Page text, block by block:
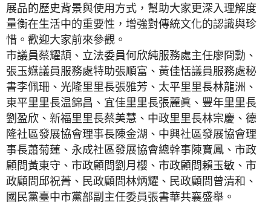
展品的歷史背景與使用方式，幫助大家更深入理解度
量衡在生活中的重要性，增強對傳統文化的認識與珍
惜。歡迎大家前來參觀。
市議員蔡耀頡、立法委員何欣純服務處主任廖冏勳、
張玉嬿議員服務處特助張順富、黃佳恬議員服務處秘
書李佩珊、光隆里里長張雅芳、太平里里長林龍洲、
東平里里長温錦昌、宜佳里里長張麗眞、豐年里里長
劉盈欣、新福里里長蔡美慧、中政里里長林宗慶、德
隆社區發展協會理事長陳金湖、中興社區發展協會理
事長蕭菊蓮、永成社區發展協會總幹事陳寶鳳、市政
顧問黃東守、市政顧問劉月櫻、市政顧問賴玉敏、市
政顧問邱祝菁、民政顧問林炳耀、民政顧問曾清和、
國民黨臺中市黨部副主任委員張書華共襄盛舉。